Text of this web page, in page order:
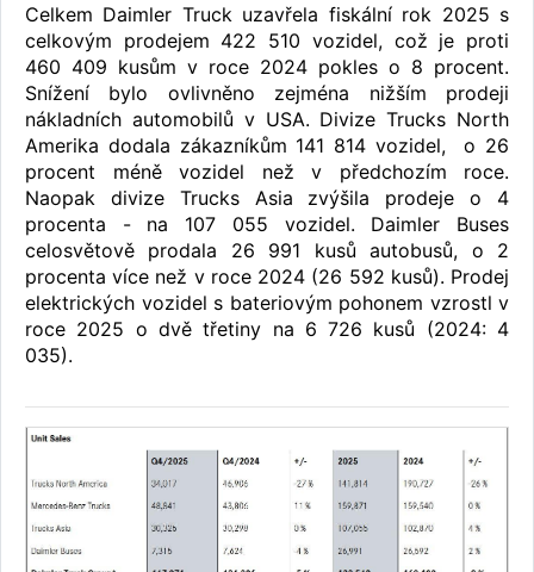
Celkem Daimler Truck uzavřela fiskální rok 2025 s
celkovým prodejem 422 510 vozidel, což je proti
460 409 kusům v roce 2024 pokles o 8 procent.
Snížení bylo ovlivněno zejména nižším prodeji
nákladních automobilů v USA. Divize Trucks North
Amerika dodala zákazníkům 141 814 vozidel, o 26
procent méně vozidel než v předchozím roce.
Naopak divize Trucks Asia zvýšila prodeje o 4
procenta - na 107 055 vozidel. Daimler Buses
celosvětově prodala 26 991 kusů autobusů, o 2
procenta více než v roce 2024 (26 592 kusů). Prodej
elektrických vozidel s bateriovým pohonem vzrostl v
roce 2025 o dvě třetiny na 6 726 kusů (2024: 4
035).